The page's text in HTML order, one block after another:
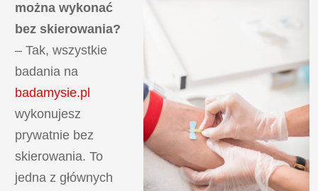
można wykonać
bez skierowania?
– Tak, wszystkie
badania na
badamysie.pl
wykonujesz
prywatnie bez
skierowania. To
jedna z głównych